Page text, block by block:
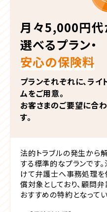
月々5,000円代
選べるプラン・
安心の保険料
プランそれぞれに、ライ
ムをご用意。
お客さまのご要望に合
す。
法的トラブルの発生から
する標準的なプランです
けて弁護士へ事務処理
償対象としており、顧問
おすすめの特約となってい